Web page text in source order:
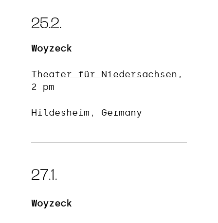
25.2.
Woyzeck
Theater für Niedersachsen ,
2 pm
Hildesheim, Germany
27.1.
Woyzeck